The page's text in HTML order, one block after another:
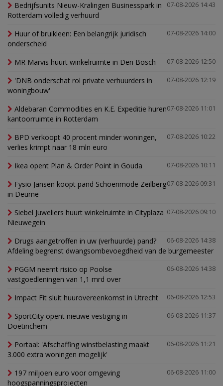
07-08-2026 14:43
Bedrijfsunits Nieuw-Kralingen Businesspark in
Rotterdam volledig verhuurd
07-08-2026 14:00
Huur of bruikleen: Een belangrijk juridisch
onderscheid
07-08-2026 12:50
MR Marvis huurt winkelruimte in Den Bosch
07-08-2026 12:19
'DNB onderschat rol private verhuurders in
woningbouw'
07-08-2026 11:01
Aldebaran Commodities en K.E. Expeditie huren
kantoorruimte in Rotterdam
07-08-2026 10:22
BPD verkoopt 40 procent minder woningen,
verlies krimpt naar 18 mln euro
07-08-2026 10:11
Ikea opent Plan & Order Point in Gouda
07-08-2026 09:31
Fysio Jansen koopt pand Schoenmode Zeilberg
in Deurne
07-08-2026 09:10
Siebel Juweliers huurt winkelruimte in Cityplaza
Nieuwegein
06-08-2026 14:38
Drugs aangetroffen in uw (verhuurde) pand?
Afdeling begrenst dwangsombevoegdheid van de burgemeester
06-08-2026 14:38
PGGM neemt risico op Poolse
vastgoedleningen van 1,1 mrd over
06-08-2026 12:53
Impact Fit sluit huurovereenkomst in Utrecht
06-08-2026 11:37
SportCity opent nieuwe vestiging in
Doetinchem
06-08-2026 11:21
Portaal: 'Afschaffing winstbelasting maakt
3.000 extra woningen mogelijk'
06-08-2026 11:00
197 miljoen euro voor omgeving
hoogspanningsprojecten